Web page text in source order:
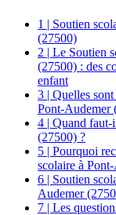
1 | Soutien
(27500)
2 | Le Soutien
(27500) : des
enfant
3 | Quelles
Pont-Audemer
4 | Quand faut-
(27500) ?
5 | Pourquoi
scolaire à
6 | Soutien
Audemer
7 | Les